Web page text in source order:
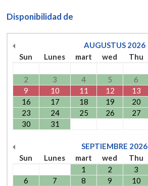
Disponibilidad de
AUGUSTUS 2026
Sun
Lunes mart wed Thu
2
3 4 5 6
9
10 11 12 13
16
17 18 19 20
23
24 25 26 27
30
31
SEPTIEMBRE 2026
Sun
Lunes mart wed Thu
1
2 3
6
7 8 9 10